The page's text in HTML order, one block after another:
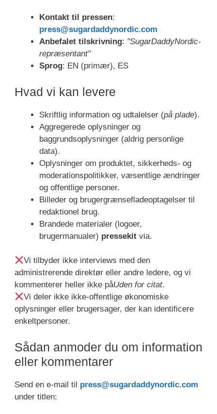
Kontakt til pressen:
press@sugardaddynordic.com
Anbefalet tilskrivning: "SugarDaddyNordic-
repræsentant"
Sprog: EN (primær), ES
Hvad vi kan levere
Skriftlig information og udtalelser (på plade).
Aggregerede oplysninger og
baggrundsoplysninger (aldrig personlige
data).
Oplysninger om produktet, sikkerheds- og
moderationspolitikker, væsentlige ændringer
og offentlige personer.
Billeder og brugergrænsefladeoptagelser til
redaktionel brug.
Brandede materialer (logoer,
brugermanualer) pressekit via.
Vi tilbyder ikke interviews med den
administrerende direktør eller andre ledere, og vi
kommenterer heller ikke påUden for citat.
Vi deler ikke ikke-offentlige økonomiske
oplysninger eller brugersager, der kan identificere
enkeltpersoner.
Sådan anmoder du om information
eller kommentarer
Send en e-mail til press@sugardaddynordic.com
under titlen: